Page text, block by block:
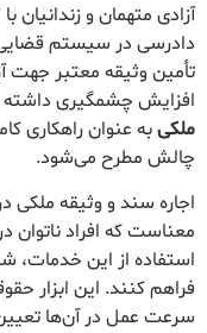
آزادی متهمان و زندانیان
دادرسی در سیستم
تأمین وثیقه معتبر جهت
افزایش چشمگیری
ملکیبه عنوان راهکاری
چالش مطرح می‌شود.
اجاره سند و وثیقه ملکی
معناست که افراد ناتوان
استفاده از این خدمات،
فراهم کنند. این ابزار
سرعت عمل در آن‌ها